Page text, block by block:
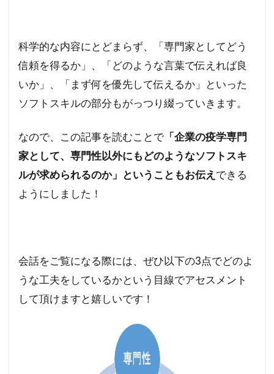
科学的な内容にとどまらず、「専門家としてどう
信頼を得るか」、「どのような言葉で伝えれば良
いか」、「まず何を優先して伝えるか」といった
ソフトスキルの部分もがっつり綴っていきます。
なので、この記事を読むことで 「企業の疫学専門
家として、専門性以外にもどのようなソフトスキ
ルが求められるのか」ということもお伝え できる
ようにしました！
会話をご覧になる際には、ぜひ以下の3点でどのよ
うな工夫をしているかという目線でアセスメント
して頂けますと嬉しいです！